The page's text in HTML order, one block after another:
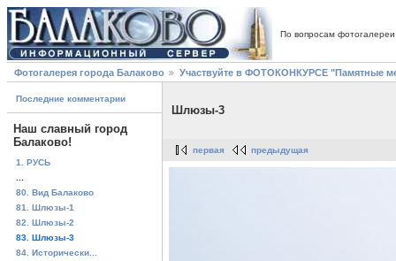
По вопросам
Фотогалерея города Балаково Участвуйте в ФОТОКОНКУРСЕ "Памятные
Последние комментарии
Наш славный город
Балаково!
1. РУСЬ
80. Вид Балаково
81. Шлюзы-1
82. Шлюзы-2
83. Шлюзы-3
84. Исторически...
Шлюзы-3
первая предыдущая